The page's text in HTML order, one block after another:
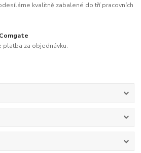
kvalitně zabalené do tří pracovních
platba za objednávku.